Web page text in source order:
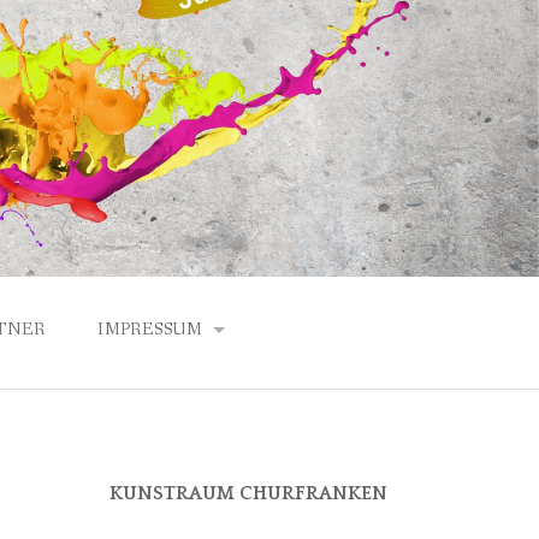
IMPRESSUM
DATENSCHUTZERKLÄRUNG
KUNSTRAUM CHURFRANKEN